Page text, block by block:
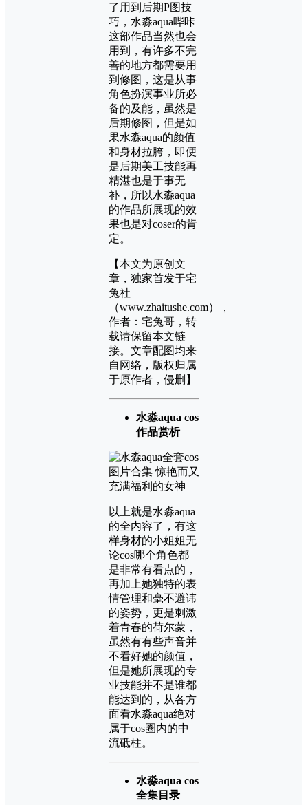
了用到后期P图技
巧，水淼aqua哔咔
这部作品当然也会
用到，有许多不完
善的地方都需要用
到修图，这是从事
角色扮演事业所必
备的及能，虽然是
后期修图，但是如
果水淼aqua的颜值
和身材拉胯，即便
是后期美工技能再
精湛也是于事无
补，所以水淼aqua
的作品所展现的效
果也是对coser的肯
定。
【本文为原创文
章，独家首发于宅
兔社
（www.zhaitushe.com），
作者：宅兔哥，转
载请保留本文链
接。文章配图均来
自网络，版权归属
于原作者，侵删】
水淼aqua cos
作品赏析
以上就是水淼aqua
的全内容了，有这
样身材的小姐姐无
论cos哪个角色都
是非常有看点的，
再加上她独特的表
情管理和毫不避讳
的姿势，更是刺激
着青春的荷尔蒙，
虽然有有些声音并
不看好她的颜值，
但是她所展现的专
业技能并不是谁都
能达到的，从各方
面看水淼aqua绝对
属于cos圈内的中
流砥柱。
水淼aqua cos
全集目录